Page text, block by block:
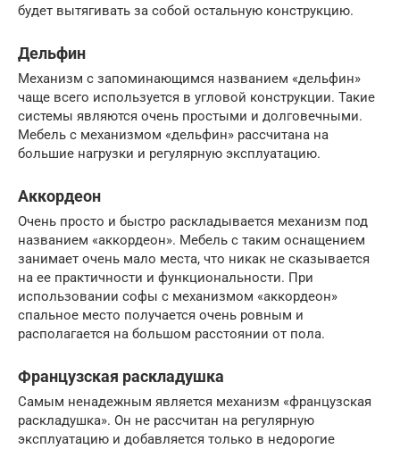
будет вытягивать за собой остальную конструкцию.
Дельфин
Механизм с запоминающимся названием «дельфин»
чаще всего используется в угловой конструкции. Такие
системы являются очень простыми и долговечными.
Мебель с механизмом «дельфин» рассчитана на
большие нагрузки и регулярную эксплуатацию.
Аккордеон
Очень просто и быстро раскладывается механизм под
названием «аккордеон». Мебель с таким оснащением
занимает очень мало места, что никак не сказывается
на ее практичности и функциональности. При
использовании софы с механизмом «аккордеон»
спальное место получается очень ровным и
располагается на большом расстоянии от пола.
Французская раскладушка
Самым ненадежным является механизм «французская
раскладушка». Он не рассчитан на регулярную
эксплуатацию и добавляется только в недорогие